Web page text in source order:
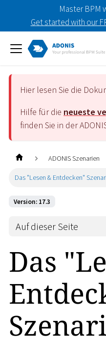
Master BPM
Get started with our
Hier lesen Sie die
Hilfe für die neueste
finden Sie in der
ADONIS Szenarien
Das "Lesen & Entdecken"
Version: 17.3
Auf dieser Seite
Das